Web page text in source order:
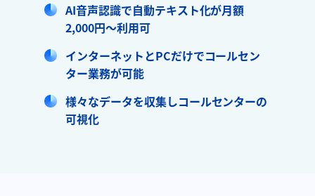
AI音声認識で自動テキスト化が月額
2,000円～利用可
インターネットとPCだけでコールセン
ター業務が可能
様々なデータを収集しコールセンターの
可視化